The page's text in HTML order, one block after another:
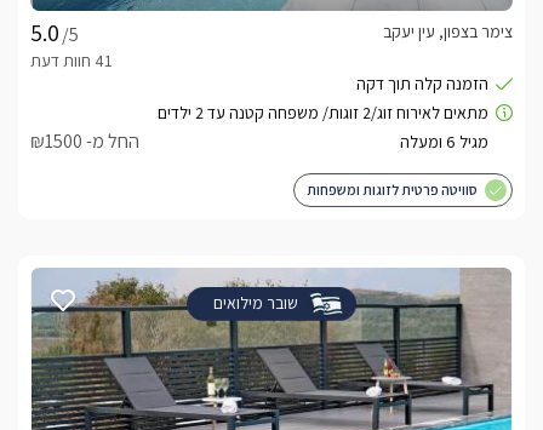
/5
צימר בצפון, עין יעקב
החל מ- ₪1500
סוויטה פרטית לזוגות ומשפחות
שובר מילואים